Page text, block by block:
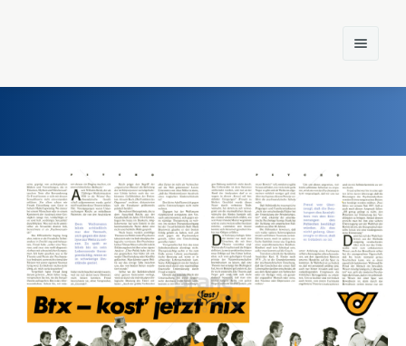
Einst und Heute
Marken
Konzerne
Epoche